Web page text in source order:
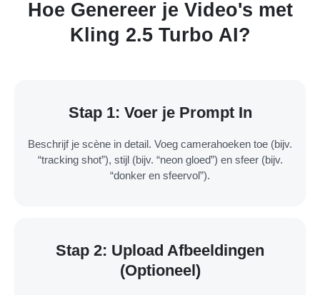
Hoe Genereer je Video's met
Kling 2.5 Turbo AI?
Stap 1: Voer je Prompt In
Beschrijf je scène in detail. Voeg camerahoeken toe (bijv.
“tracking shot”), stijl (bijv. “neon gloed”) en sfeer (bijv.
“donker en sfeervol”).
Stap 2: Upload Afbeeldingen
(Optioneel)